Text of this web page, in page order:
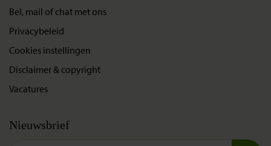
Bel, mail of chat met ons
Privacybeleid
Cookies instellingen
Disclaimer & copyright
Vacatures
Nieuwsbrief